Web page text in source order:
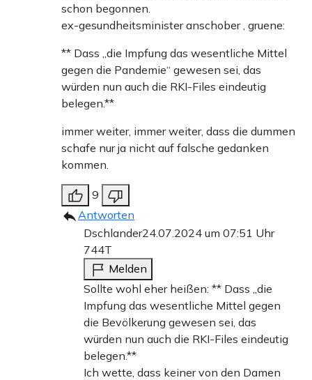
schon begonnen.
ex-gesundheitsminister anschober , gruene:
** Dass „die Impfung das wesentliche Mittel
gegen die Pandemie“ gewesen sei, das
würden nun auch die RKI-Files eindeutig
belegen.**
immer weiter, immer weiter, dass die dummen
schafe nur ja nicht auf falsche gedanken
kommen.
9
Antworten
Dschlander24.07.2024 um 07:51 Uhr
744T
Melden
Sollte wohl eher heißen: ** Dass „die
Impfung das wesentliche Mittel gegen
die Bevölkerung gewesen sei, das
würden nun auch die RKI-Files eindeutig
belegen.**
Ich wette, dass keiner von den Damen